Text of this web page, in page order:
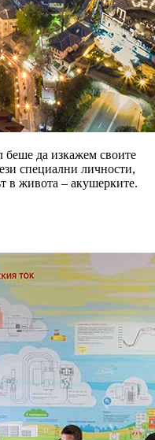
да изкажем своите
специални личности,
в живота – акушерките.